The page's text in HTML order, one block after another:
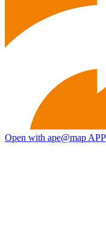
Open with ape@map APP